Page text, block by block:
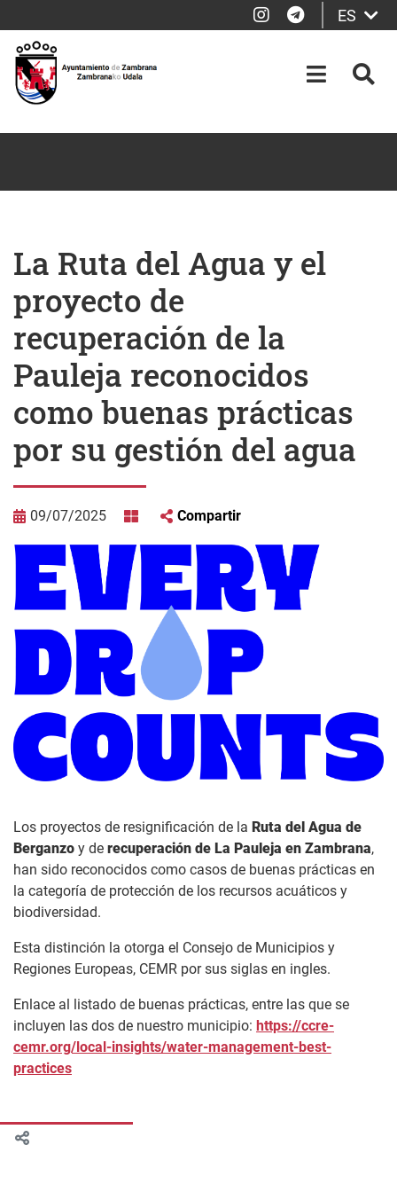
Instagram
Telegram
ES
OPEN-
La Ruta del Agua y el
proyecto de
recuperación de la
Pauleja reconocidos
como buenas prácticas
por su gestión del agua
09/07/2025 Compartir
Los proyectos de resignificación de la Ruta del Agua de
Berganzo y de recuperación de La Pauleja en Zambrana,
han sido reconocidos como casos de buenas prácticas en
la categoría de protección de los recursos acuáticos y
biodiversidad.
Esta distinción la otorga el Consejo de Municipios y
Regiones Europeas, CEMR por sus siglas en ingles.
Enlace al listado de buenas prácticas, entre las que se
incluyen las dos de nuestro municipio: https://ccre-
cemr.org/local-insights/water-management-best-
practices